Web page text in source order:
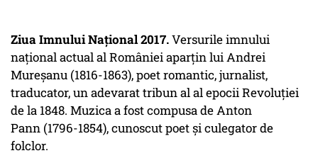
Ziua Imnului Național 2017.Versurile imnului
naţional actual al României aparţin lui Andrei
Mureşanu (1816-1863), poet romantic, jurnalist,
traducator, un adevarat tribun al al epocii Revoluţiei
de la 1848. Muzica a fost compusa de Anton
Pann (1796-1854), cunoscut poet şi culegator de
folclor.